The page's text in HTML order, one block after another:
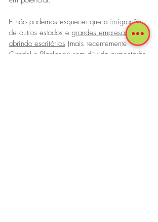
E não podemos esquecer que a imigração
de outros estados e grandes empresas
abrindo escritórios (mais recentemente
Citadel e Blackrock) sem dúvida aumentarão